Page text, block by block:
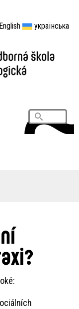
English українська
Search